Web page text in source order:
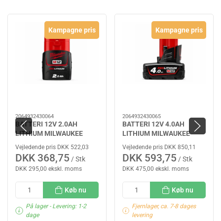
Kampagne pris
2064932430064
BATTERI 12V 2.0AH
LITHIUM MILWAUKEE
Vejledende pris DKK 522,03
DKK 368,75 / Stk
DKK 295,00 ekskl. moms
Køb nu
På lager- Levering: 1-2
dage
Kampagne pris
2064932430065
BATTERI 12V 4.0AH
LITHIUM MILWAUKEE
Vejledende pris DKK 850,11
DKK 593,75 / Stk
DKK 475,00 ekskl. moms
Køb nu
Fjernlager, ca. 7-8 dages
levering